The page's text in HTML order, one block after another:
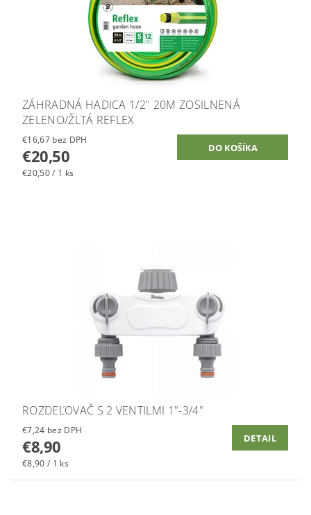
ZÁHRADNÁ HADICA 1/2" 20M ZOSILNENÁ
ZELENO/ŽLTÁ REFLEX
€16,67 bez DPH
€20,50
€20,50 / 1 ks
ROZDEĽOVAČ S 2 VENTILMI 1"-3/4"
€7,24 bez DPH
€8,90
€8,90 / 1 ks
DETAIL